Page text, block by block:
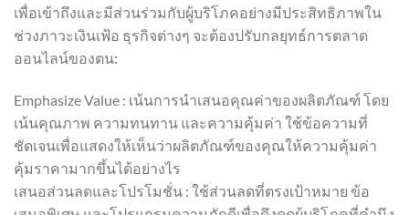
เพื่อเข้าถึงและมีส่วนร่วมกับผู้บริโภคอย่างมีประสิทธิภาพใน
ช่วงภาวะเงินเฟ้อ ธุรกิจต่างๆ จะต้องปรับกลยุทธ์การตลาด
ออนไลน์ของตน:
Emphasize Value : เน้นการนำเสนอคุณค่าของผลิตภัณฑ์ โดย
เน้นคุณภาพ ความทนทาน และความคุ้มค่า ใช้ข้อความที่
ชัดเจนเพื่อแสดงให้เห็นว่าผลิตภัณฑ์ของคุณให้ความคุ้มค่า
คุ้มราคามากขึ้นได้อย่างไร
เสนอส่วนลดและโปรโมชั่น : ใช้ส่วนลดที่ตรงเป้าหมาย ข้อ